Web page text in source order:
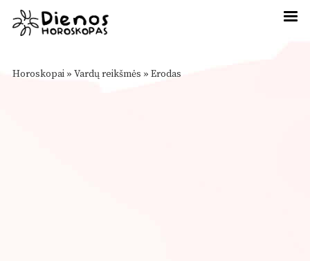
Horoskopai » Vardų reikšmės » Erodas